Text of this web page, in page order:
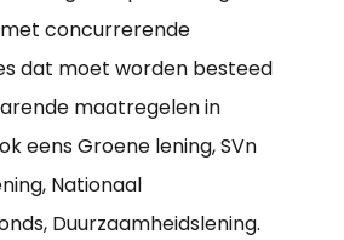
concurrerende
dat moet worden besteed
maatregelen in
eens Groene lening, SVn
Nationaal
Duurzaamheidslening.